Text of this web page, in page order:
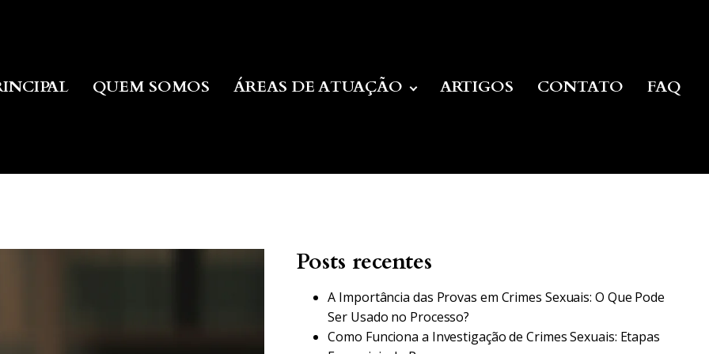
QUEM SOMOS ÁREAS DE ATUAÇÃO ARTIGOS CONTATO FAQ
Posts recentes
A Importância das Provas em Crimes Sexuais: O Que Pode
Ser Usado no Processo?
Como Funciona a Investigação de Crimes Sexuais: Etapas